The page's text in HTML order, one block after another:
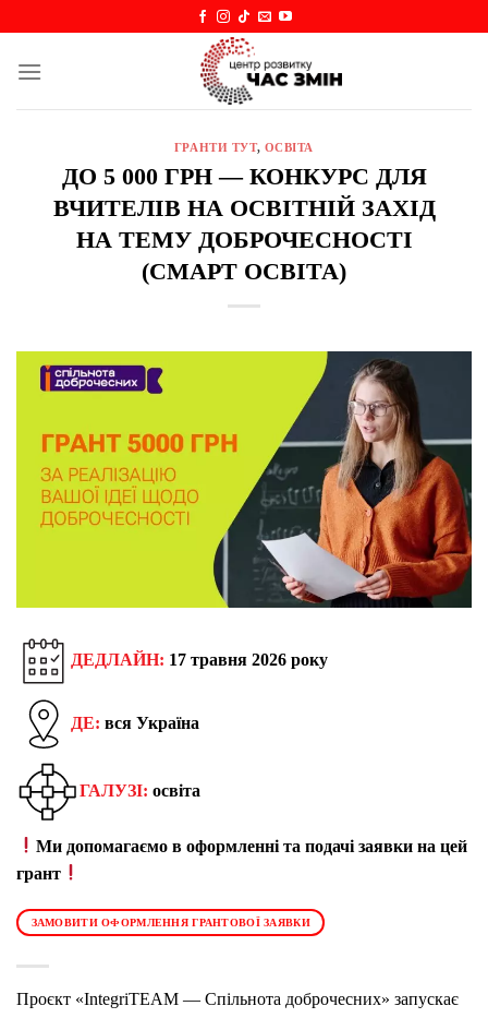
content
ГРАНТИ ТУТ, ОСВІТА
ДО 5 000 ГРН — КОНКУРС ДЛЯ
ВЧИТЕЛІВ НА ОСВІТНІЙ ЗАХІД
НА ТЕМУ ДОБРОЧЕСНОСТІ
(СМАРТ ОСВІТА)
ДЕДЛАЙН: 17 травня 2026 року
ДЕ: вся Україна
ГАЛУЗІ: освіта
Ми допомагаємо в оформленні та подачі заявки на цей
грант
ЗАМОВИТИ ОФОРМЛЕННЯ ГРАНТОВОЇ ЗАЯВКИ
Проєкт «IntegriTEAM — Спільнота доброчесних» запускає